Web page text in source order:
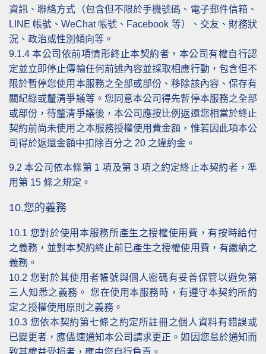
資訊、聯絡方式（包含但不限於手機號碼、電子郵件信箱、
LINE 帳號、WeChat 帳號、Facebook 等）、交友、財務狀
況、政治或性別傾向等。
9.1.4本公司依前項情形終止本契約者，本公司有權自行認
定並立即停止傳輸任何前述內容並採取相應行動，包含但不
限於暫停您使用本服務之全部或部份、移除該內容、保存有
關紀錄或釐清爭議等。您同意本公司得先暫停本服務之全部
或部份，待釐清爭議後，本公司應按比例返還您相當於終止
契約前尚未使用之本服務授權使用費金額，惟若因此項本公
司得於返還金額中扣除百分之 20 之違約金。
9.2本公司依本條第 1 項及第 3 項之約定終止本契約者，準
用第 15 條之規定。
10.您的義務
10.1 您對於使用本服務所產生之授權使用費，有按時給付
之義務，並對本契約終止前已產生之授權使用費，有繳納之
義務。
10.2 您對於其使用者帳號與個人密碼有妥善保管以避免第
三人知悉之義務。 您在使用本服務時，有遵守本契約所約
定之授權使用原則之義務。
10.3 您依本契約第七條之約定所註冊之個人資料有錯誤或
已變更者，應儘速通知本公司請求更正。如因您怠於通知而
致其權益受損者，應由您自行負責。